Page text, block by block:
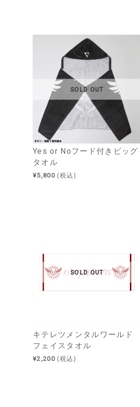
SOLD OUT
Yes or Noフード付きビッグ
タオル
¥5,800 (税込)
SOLD OUT
キテレツメンタルワールド
フェイスタオル
¥2,200 (税込)